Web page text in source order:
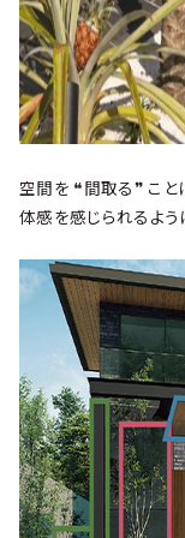
空間を ❝間取る❞ こと
体感を感じられるよう